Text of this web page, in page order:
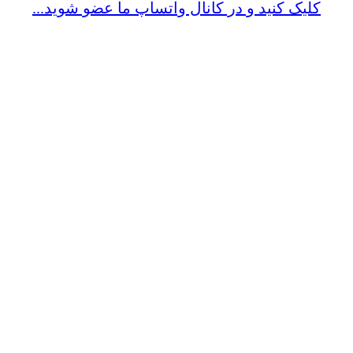
کلیک کنید و در کانال واتساپ ما عضو شوید...